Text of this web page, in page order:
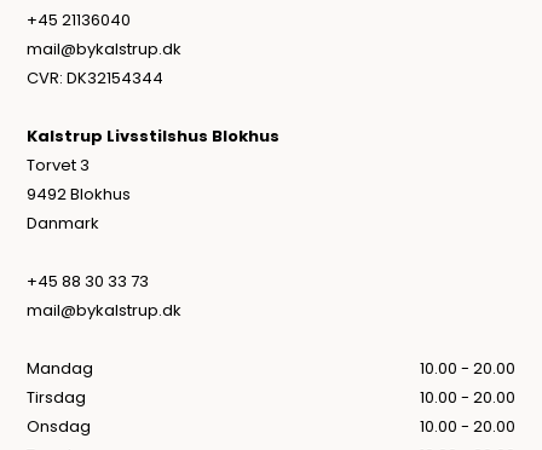
+45 21136040
mail@bykalstrup.dk
CVR: DK32154344
Kalstrup Livsstilshus Blokhus
Torvet 3
9492 Blokhus
Danmark
+45 88 30 33 73
mail@bykalstrup.dk
Mandag
10.00 - 20.00
Tirsdag
10.00 - 20.00
Onsdag
10.00 - 20.00